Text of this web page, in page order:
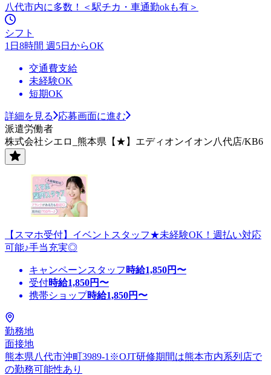
八代市内に多数！＜駅チカ・車通勤okも有＞
シフト
1日8時間 週5日からOK
交通費支給
未経験OK
短期OK
詳細を見る
応募画面に進む
派遣労働者
株式会社シエロ_熊本県【★】エディオンイオン八代店/KB6
【スマホ受付】イベントスタッフ★未経験OK！週払い対応
可能♪手当充実◎
キャンペーンスタッフ 時給1,850円〜
受付時給1,850円〜
携帯ショップ時給1,850円〜
勤務地
面接地
熊本県八代市沖町3989-1※OJT研修期間は熊本市内系列店で
の勤務可能性あり